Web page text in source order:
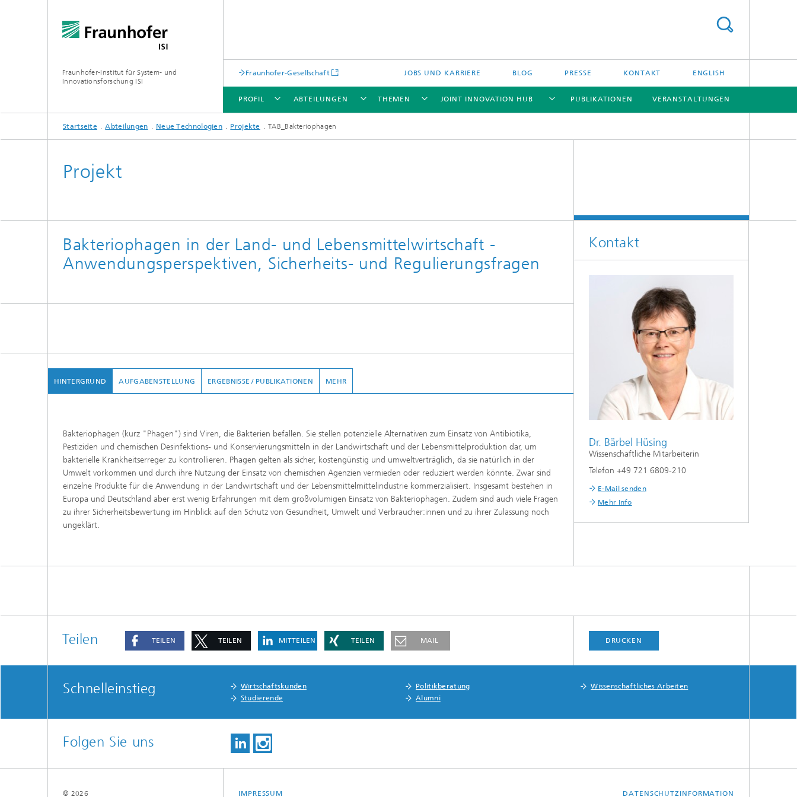
Fraunhofer-Institut für System- und
Innovationsforschung ISI
Fraunhofer-Gesellschaft JOBS UND KARRIERE BLOG PRESSE KONTAKT ENGLISH
PROFIL
PROFIL
ABTEILUNGEN
ABTEILUNGEN
THEMEN
THEMEN
JOINT INNOVATION HUB
JOINT INNOVATION HUB
PUBLIKATIONEN VERANSTALTUNGEN
Startseite Abteilungen Neue Technologien Projekte TAB_Bakteriophagen
Projekt
Bakteriophagen in der Land- und Lebensmittelwirtschaft -
Anwendungsperspektiven, Sicherheits- und Regulierungsfragen
HINTERGRUND
Bakteriophagen (kurz "Phagen") sind Viren, die Bakterien befallen. Sie stellen potenzielle Alternativen zum Einsatz von Antibiotika,
Pestiziden und chemischen Desinfektions- und Konservierungsmitteln in der Landwirtschaft und der Lebensmittelproduktion dar, um
bakterielle Krankheitserreger zu kontrollieren. Phagen gelten als sicher, kostengünstig und umweltverträglich, da sie natürlich in der
Umwelt vorkommen und durch ihre Nutzung der Einsatz von chemischen Agenzien vermieden oder reduziert werden könnte. Zwar sind
einzelne Produkte für die Anwendung in der Landwirtschaft und der Lebensmittelmittelindustrie kommerzialisiert. Insgesamt bestehen in
Europa und Deutschland aber erst wenig Erfahrungen mit dem großvolumigen Einsatz von Bakteriophagen. Zudem sind auch viele Fragen
zu ihrer Sicherheitsbewertung im Hinblick auf den Schutz von Gesundheit, Umwelt und Verbraucher:innen und zu ihrer Zulassung noch
ungeklärt.
AUFGABENSTELLUNG ERGEBNISSE / PUBLIKATIONEN MEHR
Kontakt
Dr. Bärbel Hüsing
Wissenschaftliche Mitarbeiterin
Telefon +49 721 6809-210
E-Mail senden
Mehr Info
Teilen TEILEN TEILEN MITTEILEN TEILEN MAIL DRUCKEN
Schnelleinstieg Wirtschaftskunden Politikberatung
Wissenschaftliches Arbeiten
Studierende
Alumni
Folgen Sie uns
IMPRESSUM DATENSCHUTZINFORMATION
© 2026